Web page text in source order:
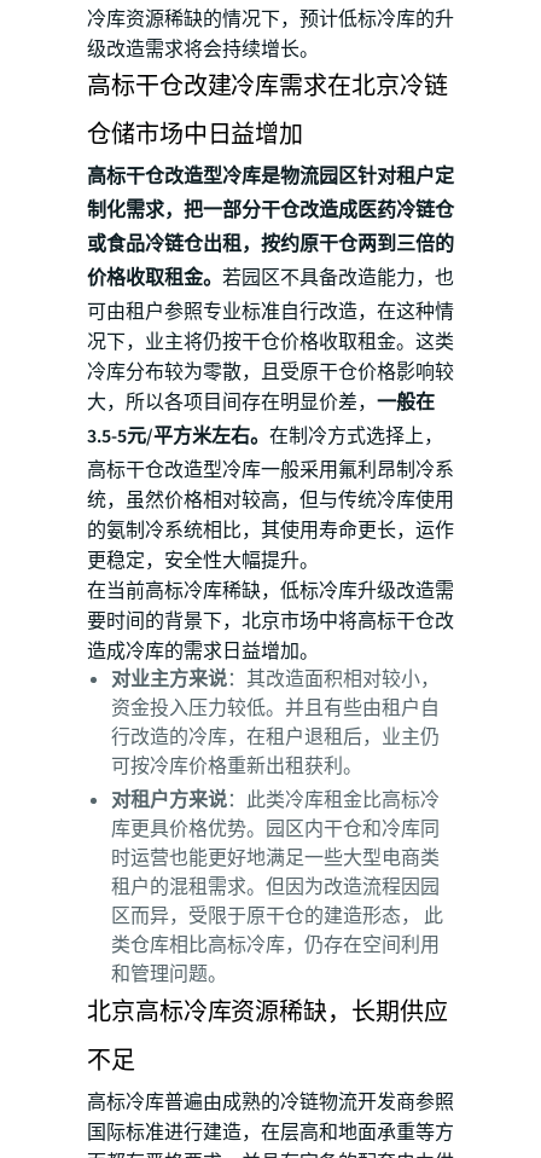
冷库资源稀缺的情况下，预计低标冷库的升
级改造需求将会持续增长。
高标干仓改建冷库需求在北京冷链
仓储市场中日益增加
高标干仓改造型冷库是物流园区针对租户定
制化需求，把一部分干仓改造成医药冷链仓
或食品冷链仓出租，按约原干仓两到三倍的
价格收取租金。 若园区不具备改造能力，也
可由租户参照专业标准自行改造，在这种情
况下，业主将仍按干仓价格收取租金。这类
冷库分布较为零散，且受原干仓价格影响较
大，所以各项目间存在明显价差， 一般在
3.5-5元/平方米左右。 在制冷方式选择上，
高标干仓改造型冷库一般采用氟利昂制冷系
统，虽然价格相对较高，但与传统冷库使用
的氨制冷系统相比，其使用寿命更长，运作
更稳定，安全性大幅提升。
在当前高标冷库稀缺，低标冷库升级改造需
要时间的背景下，北京市场中将高标干仓改
造成冷库的需求日益增加。
对业主方来说：其改造面积相对较小，
资金投入压力较低。并且有些由租户自
行改造的冷库，在租户退租后，业主仍
可按冷库价格重新出租获利。
对租户方来说：此类冷库租金比高标冷
库更具价格优势。园区内干仓和冷库同
时运营也能更好地满足一些大型电商类
租户的混租需求。但因为改造流程因园
区而异，受限于原干仓的建造形态， 此
类仓库相比高标冷库，仍存在空间利用
和管理问题。
北京高标冷库资源稀缺，长期供应
不足
高标冷库普遍由成熟的冷链物流开发商参照
国际标准进行建造，在层高和地面承重等方